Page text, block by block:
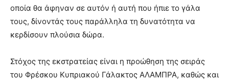
οποία θα άφηναν σε αυτόν ή αυτή που ήπιε το γάλα
τους, δίνοντάς τους παράλληλα τη δυνατότητα να
κερδίσουν πλούσια δώρα.
Στόχος της εκστρατείας είναι η προώθηση της σειράς
του Φρέσκου Κυπριακού Γάλακτος ΑΛΑΜΠΡΑ, καθώς και